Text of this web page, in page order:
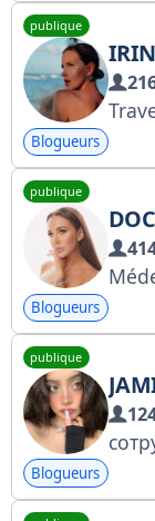
publique
Blogueurs
publique
Médecin spécialiste en
Blogueurs
publique
Blogueurs